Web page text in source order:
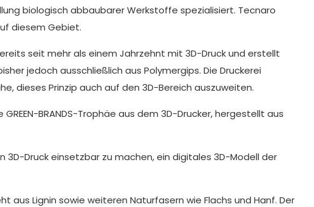
biologisch abbaubarer Werkstoffe spezialisiert. Tecnaro
diesem Gebiet.
seit mehr als einem Jahrzehnt mit 3D-Druck und erstellt
jedoch ausschließlich aus Polymergips. Die Druckerei
dieses Prinzip auch auf den 3D-Bereich auszuweiten.
BRANDS-Trophäe aus dem 3D-Drucker, hergestellt aus
Druck einsetzbar zu machen, ein digitales 3D-Modell der
aus Lignin sowie weiteren Naturfasern wie Flachs und Hanf. Der